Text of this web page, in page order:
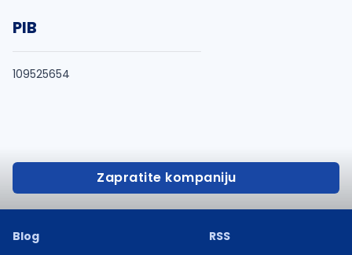
PIB
109525654
Zapratite kompaniju
Blog
RSS